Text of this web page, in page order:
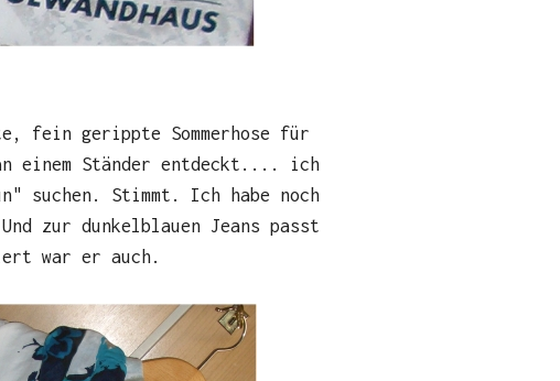
fein gerippte Sommerhose für
einem Ständer entdeckt.... ich
suchen. Stimmt. Ich habe noch
zur dunkelblauen Jeans passt
war er auch.